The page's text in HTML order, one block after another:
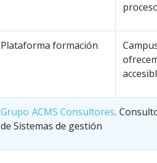
Plataforma formación
Grupo ACMS Consultores.
de Sistemas de gestión